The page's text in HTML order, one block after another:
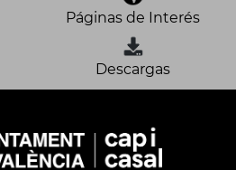
Páginas de Interés
Descargas